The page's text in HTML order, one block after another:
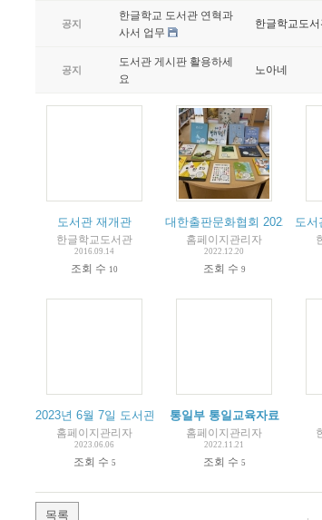
공지
한글학교 도서관 연혁과
사서 업무
한글학교도
공지
도서관 게시판 활용하세
요
노아네
도서관 재개관
한글학교도서관
2016.09.14
조회 수 10
대한출판문화협회 2022 기증
홈페이지관리자
2022.12.20
조회 수 9
도서
2023년 6월 7일 도서관 마지막 날
홈페이지관리자
2023.06.06
조회 수 5
통일부 통일교육자료
홈페이지관리자
2022.11.21
조회 수 5
목록